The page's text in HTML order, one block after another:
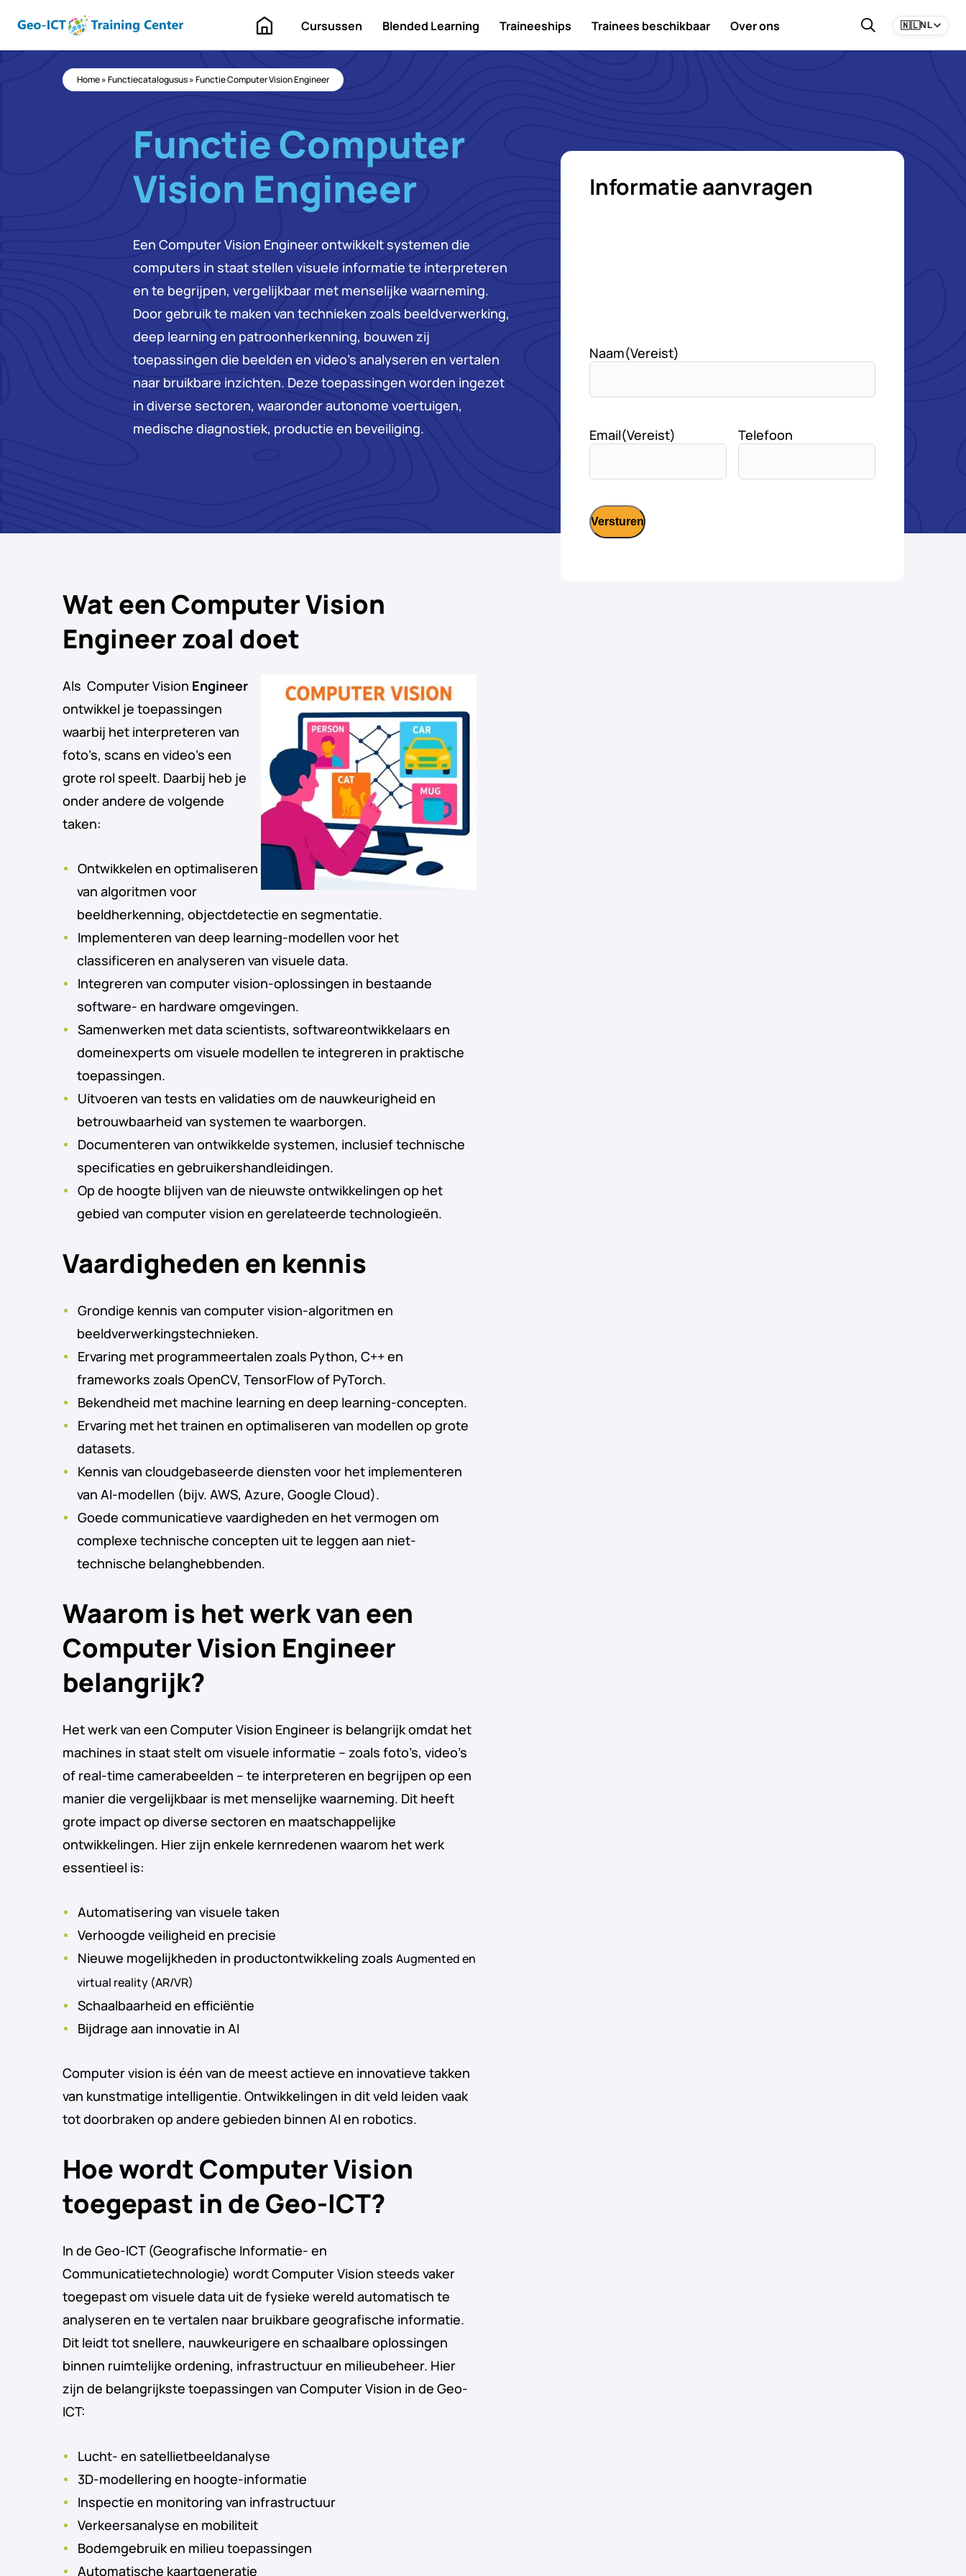
Home Cursussen Blended Learning Traineeships Trainees beschikbaar Over ons 🇳🇱NL
Home»Functiecatalogusus»Functie Computer Vision Engineer
Functie Computer
Vision Engineer
Een Computer Vision Engineer ontwikkelt systemen die
computers in staat stellen visuele informatie te interpreteren
en te begrijpen, vergelijkbaar met menselijke waarneming.
Door gebruik te maken van technieken zoals beeldverwerking,
deep learning en patroonherkenning, bouwen zij
toepassingen die beelden en video’s analyseren en vertalen
naar bruikbare inzichten. Deze toepassingen worden ingezet
in diverse sectoren, waaronder autonome voertuigen,
medische diagnostiek, productie en beveiliging.
Wat een Computer Vision
Engineer zoal doet
Als Computer Vision Engineer
ontwikkel je toepassingen
waarbij het interpreteren van
foto’s, scans en video’s een
grote rol speelt. Daarbij heb je
onder andere de volgende
taken:
Ontwikkelen en optimaliseren
van algoritmen voor
beeldherkenning, objectdetectie en segmentatie.
Implementeren van deep learning-modellen voor het
classificeren en analyseren van visuele data.
Integreren van computer vision-oplossingen in bestaande
software- en hardware omgevingen.
Samenwerken met data scientists, softwareontwikkelaars en
domeinexperts om visuele modellen te integreren in praktische
toepassingen.
Uitvoeren van tests en validaties om de nauwkeurigheid en
betrouwbaarheid van systemen te waarborgen.
Documenteren van ontwikkelde systemen, inclusief technische
specificaties en gebruikershandleidingen.
Op de hoogte blijven van de nieuwste ontwikkelingen op het
gebied van computer vision en gerelateerde technologieën.
Vaardigheden en kennis
Grondige kennis van computer vision-algoritmen en
beeldverwerkingstechnieken.
Ervaring met programmeertalen zoals Python, C++ en
frameworks zoals OpenCV, TensorFlow of PyTorch.
Bekendheid met machine learning en deep learning-concepten.
Ervaring met het trainen en optimaliseren van modellen op grote
datasets.
Kennis van cloudgebaseerde diensten voor het implementeren
van AI-modellen (bijv. AWS, Azure, Google Cloud).
Goede communicatieve vaardigheden en het vermogen om
complexe technische concepten uit te leggen aan niet-
technische belanghebbenden.
Waarom is het werk van een
Computer Vision Engineer
belangrijk?
Het werk van een Computer Vision Engineer is belangrijk omdat het
machines in staat stelt om visuele informatie – zoals foto’s, video’s
of real-time camerabeelden – te interpreteren en begrijpen op een
manier die vergelijkbaar is met menselijke waarneming. Dit heeft
grote impact op diverse sectoren en maatschappelijke
ontwikkelingen. Hier zijn enkele kernredenen waarom het werk
essentieel is:
Automatisering van visuele taken
Verhoogde veiligheid en precisie
Nieuwe mogelijkheden in productontwikkeling zoals Augmented en
virtual reality (AR/VR)
Schaalbaarheid en efficiëntie
Bijdrage aan innovatie in AI
Computer vision is één van de meest actieve en innovatieve takken
van kunstmatige intelligentie. Ontwikkelingen in dit veld leiden vaak
tot doorbraken op andere gebieden binnen AI en robotics.
Hoe wordt Computer Vision
toegepast in de Geo-ICT?
In de Geo-ICT (Geografische Informatie- en
Communicatietechnologie) wordt Computer Vision steeds vaker
toegepast om visuele data uit de fysieke wereld automatisch te
analyseren en te vertalen naar bruikbare geografische informatie.
Dit leidt tot snellere, nauwkeurigere en schaalbare oplossingen
binnen ruimtelijke ordening, infrastructuur en milieubeheer. Hier
zijn de belangrijkste toepassingen van Computer Vision in de Geo-
ICT:
Lucht- en satellietbeeldanalyse
3D-modellering en hoogte-informatie
Inspectie en monitoring van infrastructuur
Verkeersanalyse en mobiliteit
Bodemgebruik en milieu toepassingen
Automatische kaartgeneratie
Informatie aanvragen
Naam(Vereist)
Email(Vereist) Telefoon